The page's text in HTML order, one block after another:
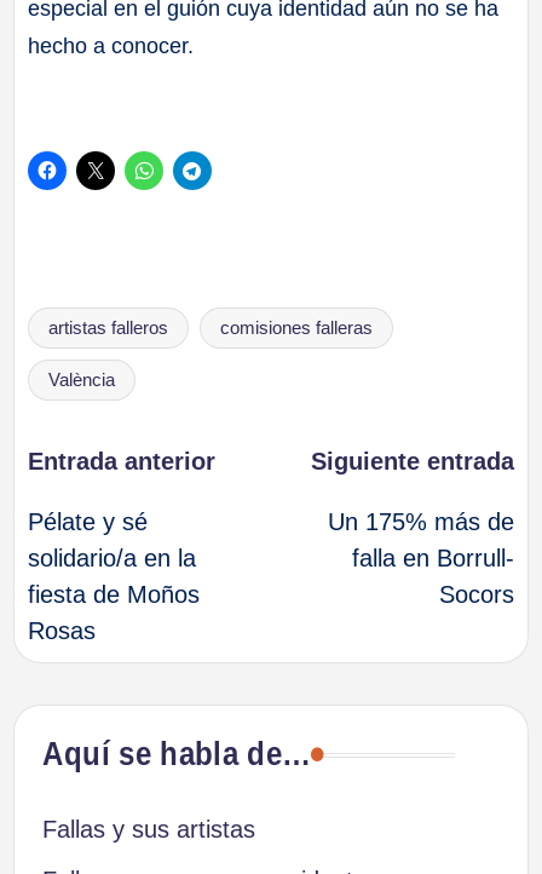
especial en el guión cuya identidad aún no se ha
hecho a conocer.
Etiquetas:
artistas falleros comisiones falleras
València
Navegación
de
entradas
Entrada anterior
Pélate y sé
solidario/a en la
fiesta de Moños
Rosas
Siguiente entrada
Un 175% más de
falla en Borrull-
Socors
Aquí se habla de…
Fallas y sus artistas